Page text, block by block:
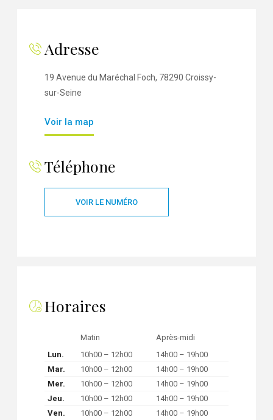
Adresse
19 Avenue du Maréchal Foch, 78290 Croissy-
sur-Seine
Voir la map
Téléphone
VOIR LE NUMÉRO
Horaires
Matin
Après-midi
Lun.
10h00 – 12h00
14h00 – 19h00
Mar.
10h00 – 12h00
14h00 – 19h00
Mer.
10h00 – 12h00
14h00 – 19h00
Jeu.
10h00 – 12h00
14h00 – 19h00
Ven.
10h00 – 12h00
14h00 – 19h00